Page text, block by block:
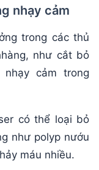
nhạy cảm
trong các thủ
như cắt bỏ
cảm trong
có thể loại bỏ
như polyp nướu
máu nhiều.